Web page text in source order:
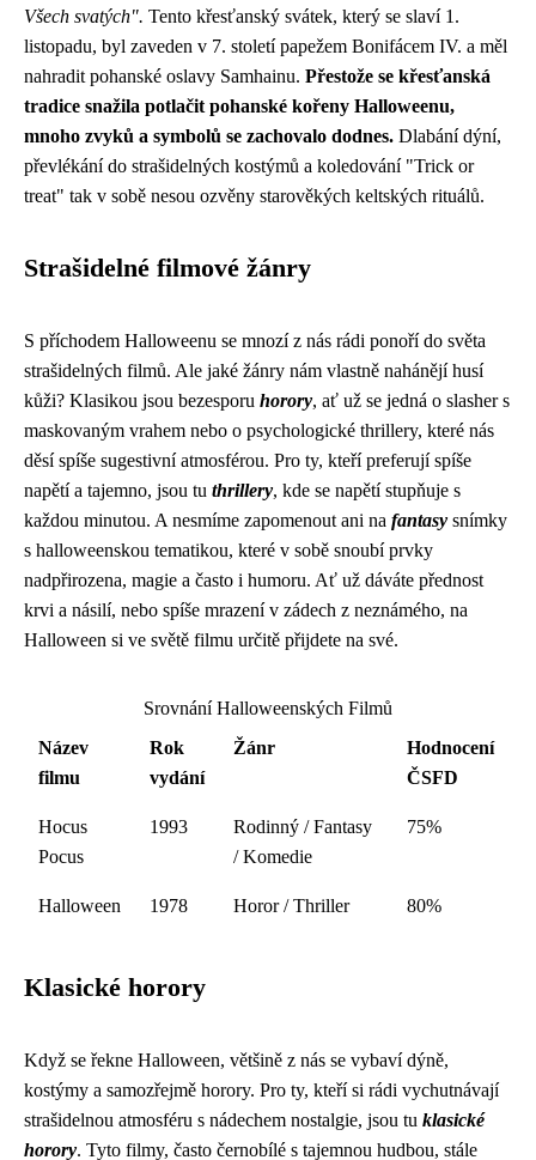
Všech svatých". Tento křesťanský svátek, který se slaví 1.
listopadu, byl zaveden v 7. století papežem Bonifácem IV. a měl
nahradit pohanské oslavy Samhainu. Přestože se křesťanská
tradice snažila potlačit pohanské kořeny Halloweenu,
mnoho zvyků a symbolů se zachovalo dodnes. Dlabání dýní,
převlékání do strašidelných kostýmů a koledování "Trick or
treat" tak v sobě nesou ozvěny starověkých keltských rituálů.
Strašidelné filmové žánry
S příchodem Halloweenu se mnozí z nás rádi ponoří do světa
strašidelných filmů. Ale jaké žánry nám vlastně nahánějí husí
kůži? Klasikou jsou bezesporu horory, ať už se jedná o slasher s
maskovaným vrahem nebo o psychologické thrillery, které nás
děsí spíše sugestivní atmosférou. Pro ty, kteří preferují spíše
napětí a tajemno, jsou tu thrillery, kde se napětí stupňuje s
každou minutou. A nesmíme zapomenout ani na fantasy snímky
s halloweenskou tematikou, které v sobě snoubí prvky
nadpřirozena, magie a často i humoru. Ať už dáváte přednost
krvi a násilí, nebo spíše mrazení v zádech z neznámého, na
Halloween si ve světě filmu určitě přijdete na své.
Srovnání Halloweenských Filmů
Název
filmu
Rok
vydání
Žánr
Hodnocení
ČSFD
Hocus
Pocus
1993
Rodinný / Fantasy
/ Komedie
75%
Halloween 1978 Horor / Thriller 80%
Klasické horory
Když se řekne Halloween, většině z nás se vybaví dýně,
kostýmy a samozřejmě horory. Pro ty, kteří si rádi vychutnávají
strašidelnou atmosféru s nádechem nostalgie, jsou tu klasické
horory. Tyto filmy, často černobílé s tajemnou hudbou, stále